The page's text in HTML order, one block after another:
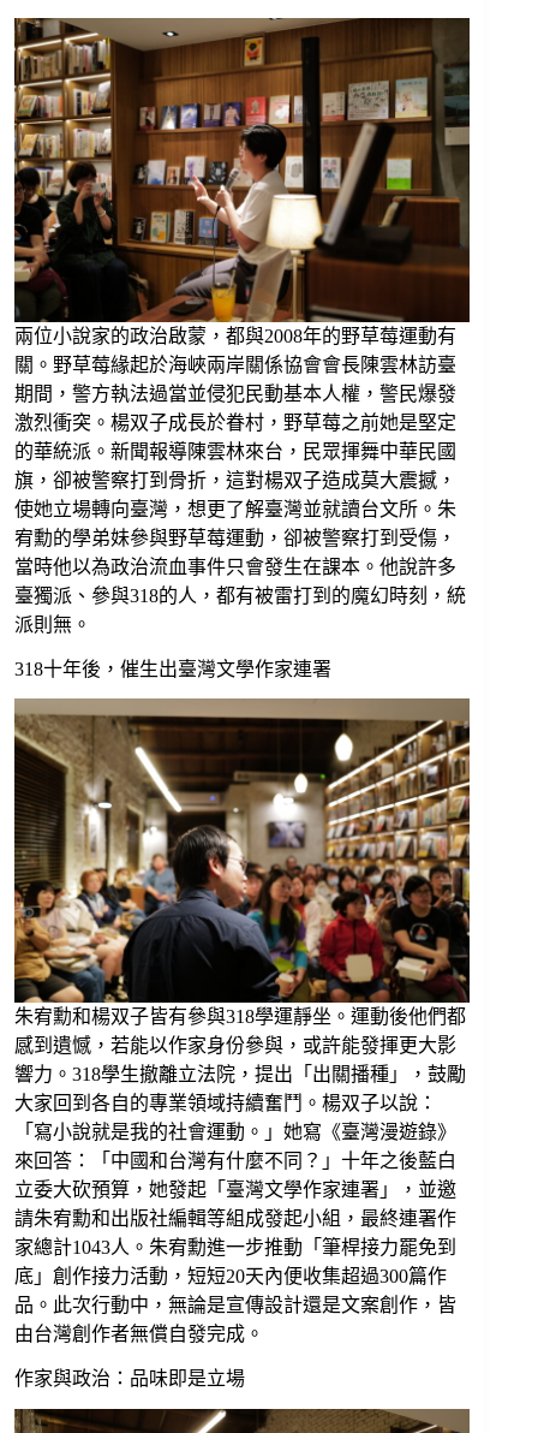
兩位小說家的政治啟蒙，都與2008年的野草莓運動有
關。野草莓緣起於海峽兩岸關係協會會長陳雲林訪臺
期間，警方執法過當並侵犯民動基本人權，警民爆發
激烈衝突。楊双子成長於眷村，野草莓之前她是堅定
的華統派。新聞報導陳雲林來台，民眾揮舞中華民國
旗，卻被警察打到骨折，這對楊双子造成莫大震撼，
使她立場轉向臺灣，想更了解臺灣並就讀台文所。朱
宥勳的學弟妹參與野草莓運動，卻被警察打到受傷，
當時他以為政治流血事件只會發生在課本。他說許多
臺獨派、參與318的人，都有被雷打到的魔幻時刻，統
派則無。
318十年後，催生出臺灣⽂學作家連署
朱宥勳和楊双子皆有參與318學運靜坐。運動後他們都
感到遺憾，若能以作家身份參與，或許能發揮更大影
響力。318學生撤離立法院，提出「出關播種」，鼓勵
大家回到各自的專業領域持續奮鬥。楊双子以說：
「寫小說就是我的社會運動。」她寫《臺灣漫遊錄》
來回答：「中國和台灣有什麼不同？」十年之後藍白
立委大砍預算，她發起「臺灣⽂學作家連署」，並邀
請朱宥勳和出版社編輯等組成發起小組，最終連署作
家總計1043人。朱宥勳進一步推動「筆桿接力罷免到
底」創作接力活動，短短20天內便收集超過300篇作
品。此次行動中，無論是宣傳設計還是文案創作，皆
由台灣創作者無償自發完成。
作家與政治：品味即是立場